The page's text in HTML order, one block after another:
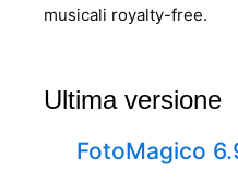
musicali royalty-free.
Ultima versione
FotoMagico